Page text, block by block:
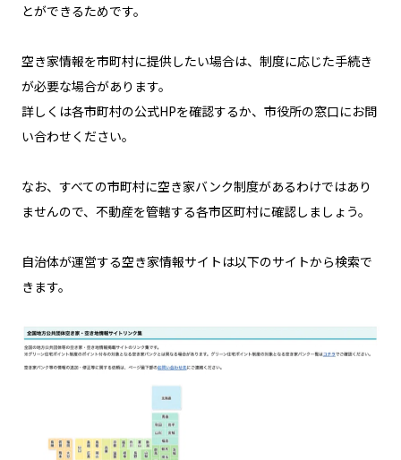
とができるためです。
空き家情報を市町村に提供したい場合は、制度に応じた手続き
が必要な場合があります。
詳しくは各市町村の公式HPを確認するか、市役所の窓口にお問
い合わせください。
なお、すべての市町村に空き家バンク制度があるわけではあり
ませんので、不動産を管轄する各市区町村に確認しましょう。
自治体が運営する空き家情報サイトは以下のサイトから検索で
きます。